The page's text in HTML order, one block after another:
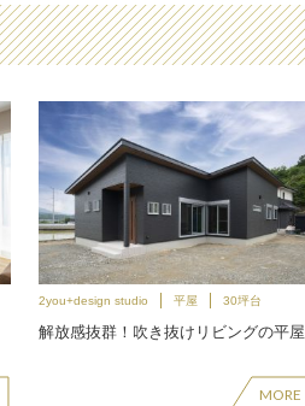
2you+design studio 平屋 30坪台
解放感抜群！吹き抜けリビングの平屋
MORE